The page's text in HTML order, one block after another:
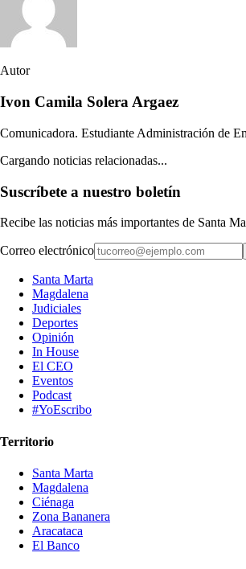
Autor
Ivon Camila Solera Argaez
Comunicadora. Estudiante Administración de
Cargando noticias relacionadas...
Suscríbete a nuestro boletín
Recibe las noticias más importantes de Santa
Correo electrónico
Santa Marta
Magdalena
Judiciales
Deportes
Opinión
In House
El CEO
Eventos
Podcast
#YoEscribo
Territorio
Santa Marta
Magdalena
Ciénaga
Zona Bananera
Aracataca
El Banco